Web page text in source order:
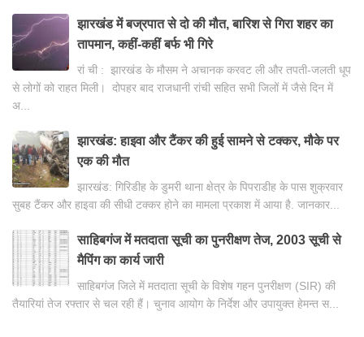
झारखंड में बज्रपात से दो की मौत, बारिश से गिरा शहर का
तापमान, कहीं-कहीं बर्फ भी गिरे
रां ची : झारखंड के मौसम ने अचानक करवट ली और तपती-जलती धूप
से लोगों को राहत मिली। दोपहर बाद राजधानी रांची सहित सभी जिलों में जैसे दिन में
अ...
झारखंड: हाइवा और टैंकर की हुई सामने से टक्कर, मौके पर
एक की मौत
झारखंड: गिरिडीह के डुमरी थाना क्षेत्र के पिपराडीह के पास शुक्रवार
सुबह टैंकर और हाइवा की सीधी टक्कर होने का मामला प्रकाश में आया है. जानकार...
साहिबगंज में मतदाता सूची का पुनरीक्षण तेज, 2003 सूची से
मैपिंग का कार्य जारी
साहिबगंज जिले में मतदाता सूची के विशेष गहन पुनरीक्षण (SIR) की
तैयारियां तेज रफ्तार से चल रही हैं। चुनाव आयोग के निर्देश और उपायुक्त हेमन्त स...